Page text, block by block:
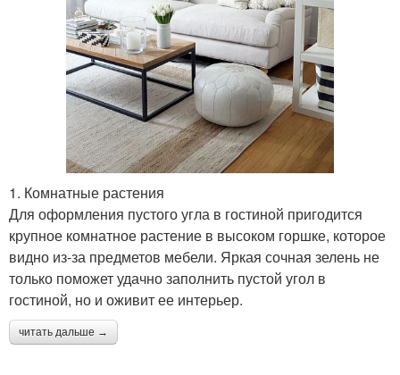
1. Комнатные растения
Для оформления пустого угла в гостиной пригодится
крупное комнатное растение в высоком горшке, которое
видно из-за предметов мебели. Яркая сочная зелень не
только поможет удачно заполнить пустой угол в
гостиной, но и оживит ее интерьер.
читать дальше →